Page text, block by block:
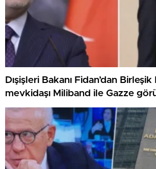
Dışişleri Bakanı Fidan’dan Birleşik
mevkidaşı Miliband ile Gazze